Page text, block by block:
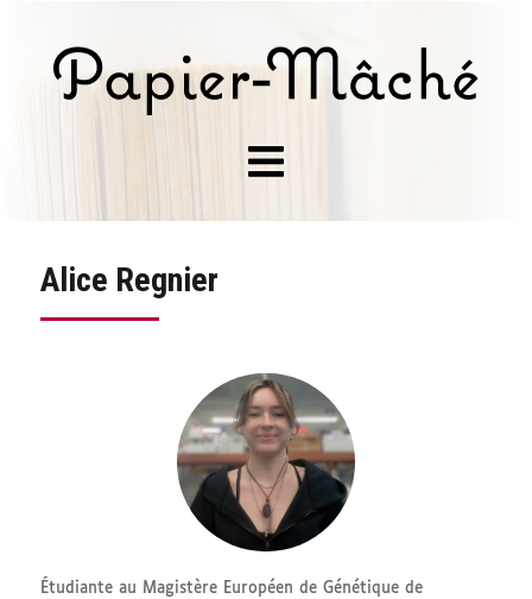
Alice Regnier
Étudiante au Magistère Européen de Génétique de